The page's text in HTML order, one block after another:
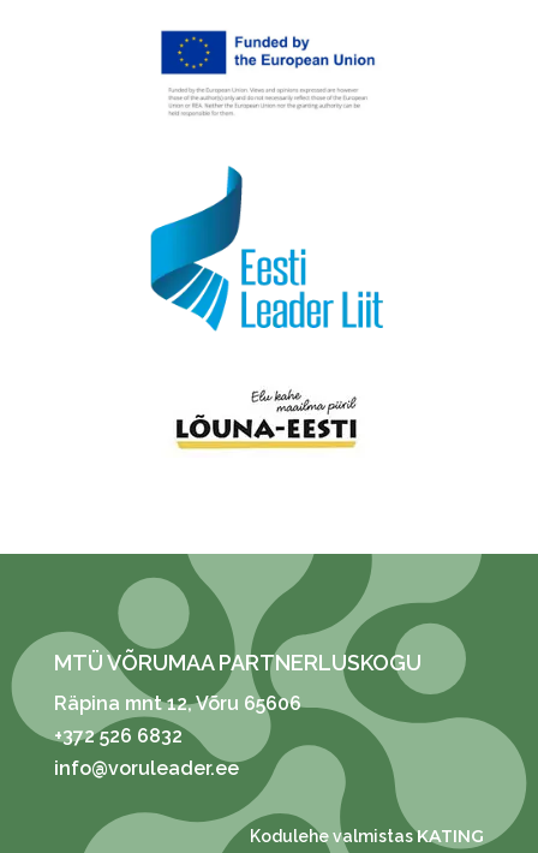
MTÜ VÕRUMAA PARTNERLUSKOGU
Räpina mnt 12, Võru 65606
+372 526 6832
info@voruleader.ee
Kodulehe valmistasKATING